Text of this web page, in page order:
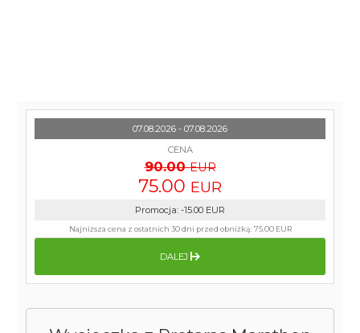
07.08.2026 - 07.08.2026
CENA
90.00 EUR
75.00 EUR
Promocja: -15.00 EUR
Najniższa cena z ostatnich 30 dni przed obniżką:75.00 EUR
DALEJ